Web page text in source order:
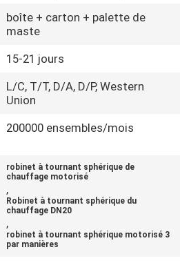
boîte + carton + palette de
maste
15-21 jours
L/C, T/T, D/A, D/P, Western
Union
200000 ensembles/mois
robinet à tournant sphérique de
chauffage motorisé
,
Robinet à tournant sphérique du
chauffage DN20
,
robinet à tournant sphérique motorisé 3
par manières